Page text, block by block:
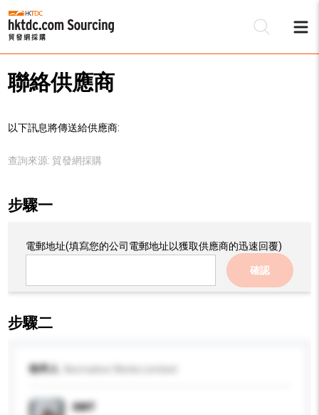
聯絡供應商
以下訊息將傳送給供應商:
查詢來源: 貿發網採購
步驟一
電郵地址(填寫您的公司電郵地址以獲取供應商的迅速回覆)
確認
步驟二
收件人
SMT